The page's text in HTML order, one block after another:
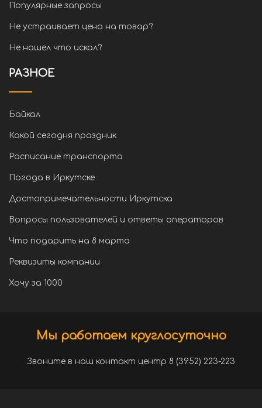
Популярные запросы
Не устраивает цена на товар?
Не нашел что искал?
РАЗНОЕ
Байкал
Какой сегодня праздник
Расписание транспорта
Погода в Иркутске
Достопримечательности Иркутска
Вопросы пользователей и ответы операторов
Что подарить на 8 марта
Реквизиты компании
Хочу за 1000
Мы работаем круглосуточно
Звоните в наш контакт центр 8 (3952) 223-223